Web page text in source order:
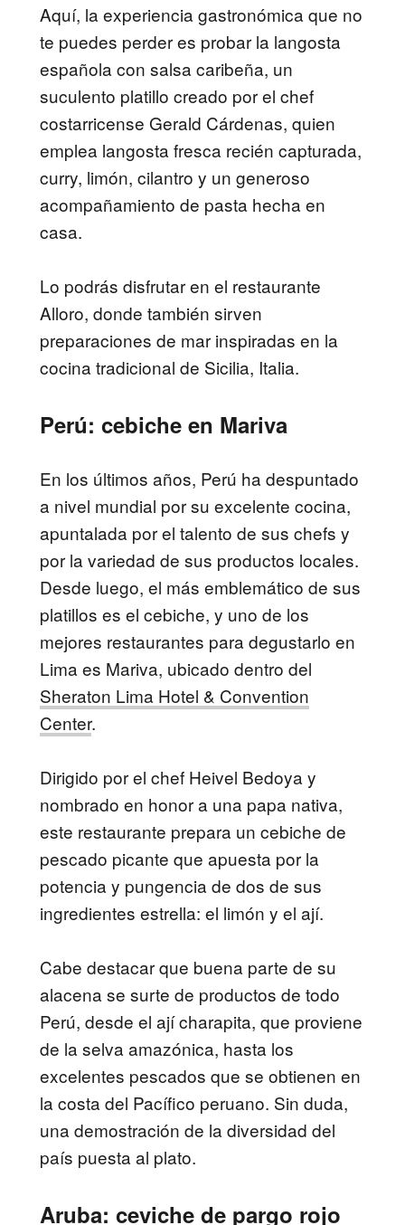
Aquí, la experiencia gastronómica que no
te puedes perder es probar la langosta
española con salsa caribeña, un
suculento platillo creado por el chef
costarricense Gerald Cárdenas, quien
emplea langosta fresca recién capturada,
curry, limón, cilantro y un generoso
acompañamiento de pasta hecha en
casa.
Lo podrás disfrutar en el restaurante
Alloro, donde también sirven
preparaciones de mar inspiradas en la
cocina tradicional de Sicilia, Italia.
Perú: cebiche en Mariva
En los últimos años, Perú ha despuntado
a nivel mundial por su excelente cocina,
apuntalada por el talento de sus chefs y
por la variedad de sus productos locales.
Desde luego, el más emblemático de sus
platillos es el cebiche, y uno de los
mejores restaurantes para degustarlo en
Lima es Mariva, ubicado dentro del
Sheraton Lima Hotel & Convention
Center.
Dirigido por el chef Heivel Bedoya y
nombrado en honor a una papa nativa,
este restaurante prepara un cebiche de
pescado picante que apuesta por la
potencia y pungencia de dos de sus
ingredientes estrella: el limón y el ají.
Cabe destacar que buena parte de su
alacena se surte de productos de todo
Perú, desde el ají charapita, que proviene
de la selva amazónica, hasta los
excelentes pescados que se obtienen en
la costa del Pacífico peruano. Sin duda,
una demostración de la diversidad del
país puesta al plato.
Aruba: ceviche de pargo rojo